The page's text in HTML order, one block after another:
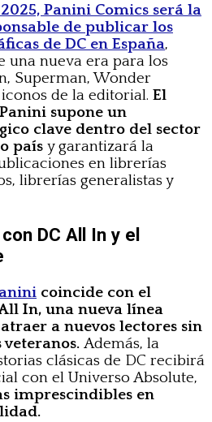
Panini Comics será la
de publicar los
de DC en España,
una nueva era para los
Superman, Wonder
de la editorial. El
supone un
clave dentro del sector
país y garantizará la
en librerías
librerías generalistas y
DC All In y el
coincide con el
In, una nueva línea
a nuevos lectores sin
Además, la
clásicas de DC recibirá
con el Universo Absolute,
imprescindibles en